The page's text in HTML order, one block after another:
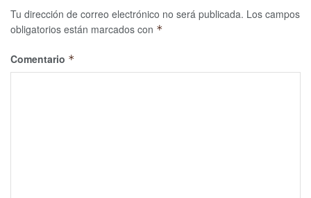
Tu dirección de correo electrónico no será publicada. Los campos
obligatorios están marcados con *
Comentario *